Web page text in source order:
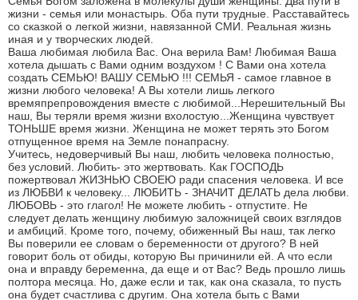
жизни - семья или монастырь. Оба пути трудные. Расставайтесь
со сказкой о легкой жизни, навязанной СМИ. Реальная жизнь
иная и у творческих людей.
Ваша любимая любила Вас. Она верила Вам! Любимая Ваша
хотела дышать с Вами одним воздухом ! С Вами она хотела
создать СЕМЬЮ! ВАШУ СЕМЬЮ !!! СЕМЬЯ - самое главное в
жизни любого человека! А Вы хотели лишь легкого
времяпрепровождения вместе с любимой...Нерешительный Вы
наш, Вы теряли время жизни вхолостую...Женщина чувствует
ТОНЬШЕ время жизни. Женщина не может терять это Богом
отпущенное время на Земле понапрасну.
Учитесь, недоверчивый Вы наш, любить человека полностью,
без условий. Любить- это жертвовать. Как ГОСПОДЬ
пожертвовал ЖИЗНЬЮ СВОЕЮ ради спасения человека. И все
из ЛЮБВИ к человеку... ЛЮБИТЬ - ЗНАЧИТ ДЕЛАТЬ дела любви.
ЛЮБОВЬ - это глагол! Не можете любить - отпустите. Не
следует делать женщину любимую заложницей своих взглядов
и амбиций. Кроме того, почему, обиженный Вы наш, так легко
Вы поверили ее словам о беременности от другого? В ней
говорит боль от обиды, которую Вы причинили ей. А что если
она и вправду беременна, да еще и от Вас? Ведь прошло лишь
полтора месяца. Но, даже если и так, как она сказала, то пусть
она будет счастлива с другим. Она хотела быть с Вами